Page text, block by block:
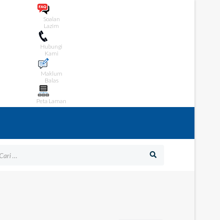
Soalan
Lazim
Hubungi
Kami
Maklum
Balas
Peta Laman